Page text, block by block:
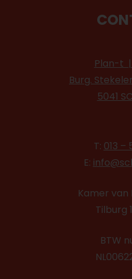
Plan-t
Burg.
5041
T: 013 –
E:
Kamer van
Tilburg
BTW